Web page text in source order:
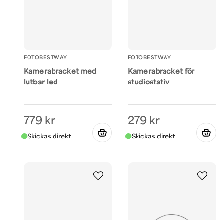
FOTOBESTWAY
Kamerabracket med
lutbar led
779 kr
FOTOBESTWAY
Kamerabracket för
studiostativ
279 kr